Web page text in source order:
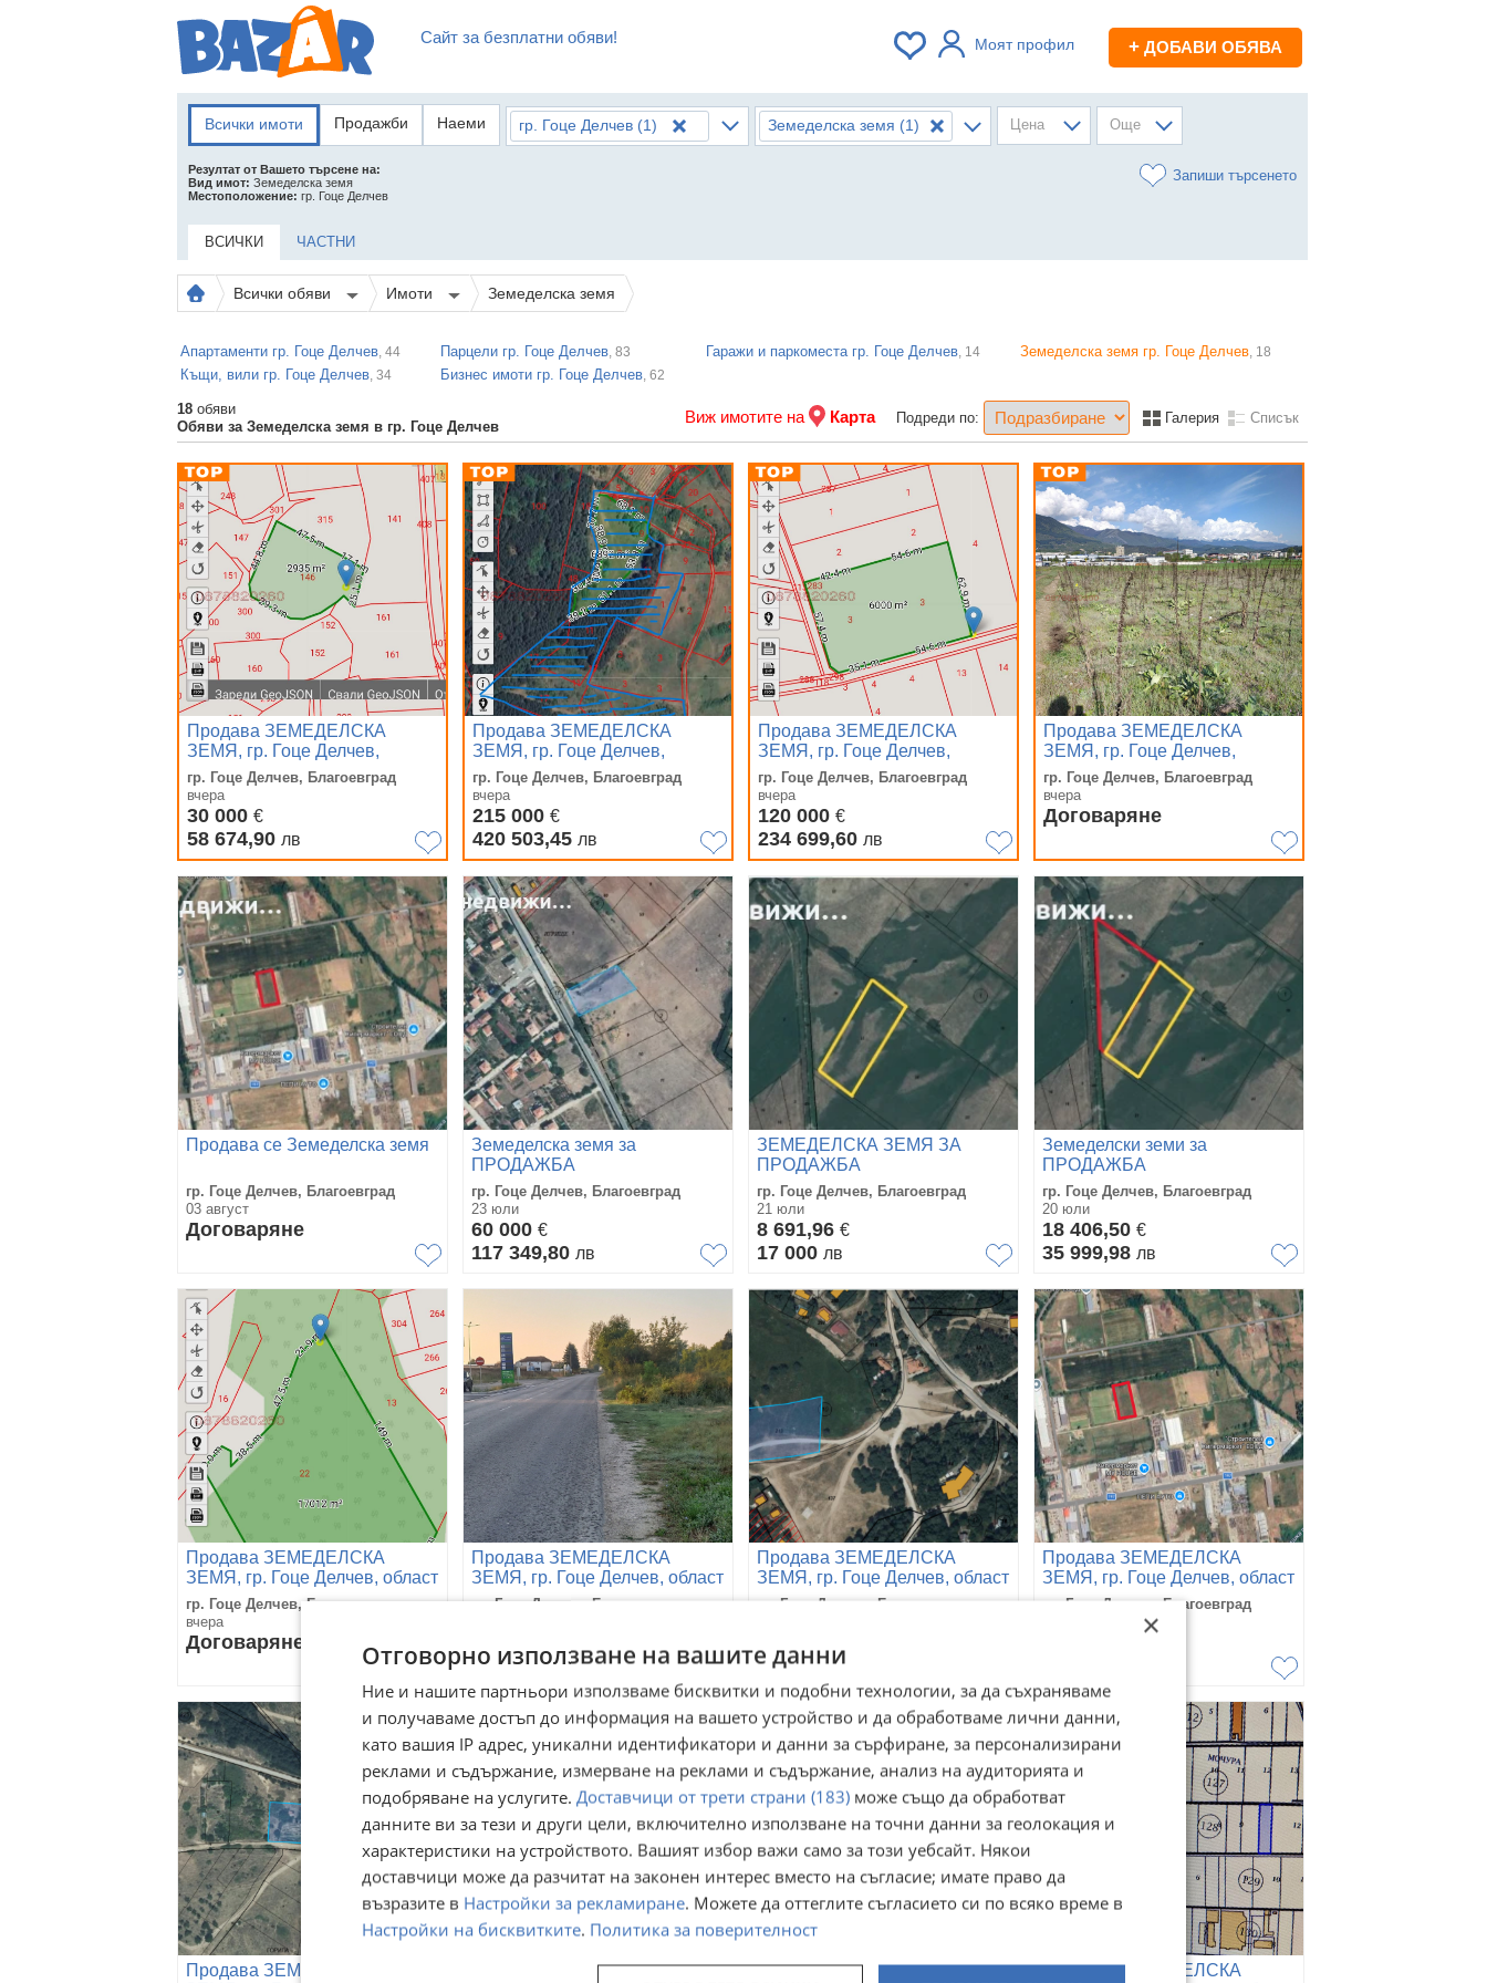
Сайт за безплатни обяви! Моят профил + ДОБАВИ ОБЯВА
Всички имоти Продажби Наеми гр. Гоце Делчев (1) Земеделска земя (1) Цена Още
Резултат от Вашето търсене на:
Вид имот: Земеделска земя
Местоположение: гр. Гоце Делчев
Запиши търсенето
ВСИЧКИ ЧАСТНИ
Всички обяви Имоти Земеделска земя
Апартаменти гр. Гоце Делчев, 44
Къщи, вили гр. Гоце Делчев, 34
Парцели гр. Гоце Делчев, 83
Бизнес имоти гр. Гоце Делчев, 62
Гаражи и паркоместа гр. Гоце Делчев, 14 Земеделска земя гр. Гоце Делчев, 18
18 обяви
Обяви за Земеделска земя в гр. Гоце Делчев
Виж имотите на Карта Подреди по: Галерия Списък
Продава ЗЕМЕДЕЛСКА
ЗЕМЯ, гр. Гоце Делчев,
област Благоевград
гр. Гоце Делчев, Благоевград
вчера
30 000 €
58 674,90 лв
Продава ЗЕМЕДЕЛСКА
ЗЕМЯ, гр. Гоце Делчев,
област Благоевград
гр. Гоце Делчев, Благоевград
вчера
215 000 €
420 503,45 лв
Продава ЗЕМЕДЕЛСКА
ЗЕМЯ, гр. Гоце Делчев,
област Благоевград
гр. Гоце Делчев, Благоевград
вчера
120 000 €
234 699,60 лв
Продава ЗЕМЕДЕЛСКА
ЗЕМЯ, гр. Гоце Делчев,
област Благоевград
гр. Гоце Делчев, Благоевград
вчера
Договаряне
Продава се Земеделска земя
гр. Гоце Делчев, Благоевград
03 август
Договаряне
Земеделска земя за
ПРОДАЖБА
гр. Гоце Делчев, Благоевград
23 юли
60 000 €
117 349,80 лв
ЗЕМЕДЕЛСКА ЗЕМЯ ЗА
ПРОДАЖБА
гр. Гоце Делчев, Благоевград
21 юли
8 691,96 €
17 000 лв
Земеделски земи за
ПРОДАЖБА
гр. Гоце Делчев, Благоевград
20 юли
18 406,50 €
35 999,98 лв
Продава ЗЕМЕДЕЛСКА
ЗЕМЯ, гр. Гоце Делчев, област
Благоевград
гр. Гоце Делчев, Благоевград
вчера
Договаряне
Продава ЗЕМЕДЕЛСКА
ЗЕМЯ, гр. Гоце Делчев, област
Благоевград
гр. Гоце Делчев, Благоевград
1 511 111,42лв
Продава ЗЕМЕДЕЛСКА
ЗЕМЯ, гр. Гоце Делчев, област
Благоевград
гр. Гоце Делчев, Благоевград
Продава ЗЕМЕДЕЛСКА
ЗЕМЯ, гр. Гоце Делчев, област
Благоевград
гр. Гоце Делчев, Благоевград
Продава ЗЕМЕДЕЛСКА
Продава ЗЕМЕДЕЛСКА
Продава ЗЕМЕДЕЛСКА
Продава ЗЕМЕДЕЛСКА
×
Отговорно използване на вашите данни
Ние и нашите партньори използваме бисквитки и подобни технологии, за да съхраняваме
и получаваме достъп до информация на вашето устройство и да обработваме лични данни,
като вашия IP адрес, уникални идентификатори и данни за сърфиране, за персонализирани
реклами и съдържание, измерване на реклами и съдържание, анализ на аудиторията и
подобряване на услугите. Доставчици от трети страни (183) може също да обработват
данните ви за тези и други цели, включително използване на точни данни за геолокация и
характеристики на устройството. Вашият избор важи само за този уебсайт. Някои
доставчици може да разчитат на законен интерес вместо на съгласие; имате право да
възразите в Настройки за рекламиране. Можете да оттеглите съгласието си по всяко време в
Настройки на бисквитките. Политика за поверителност